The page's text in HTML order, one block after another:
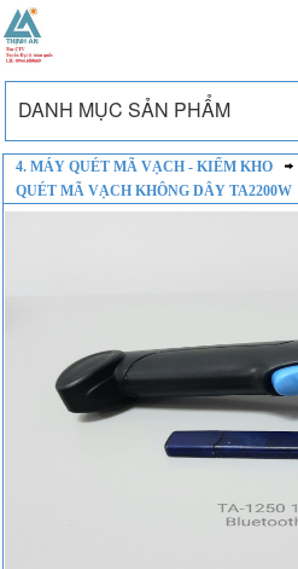
DANH MỤC SẢN PHẨM
4. MÁY QUÉT MÃ VẠCH - KIỂM KHO
QUÉT MÃ VẠCH KHÔNG DÂY TA2200W